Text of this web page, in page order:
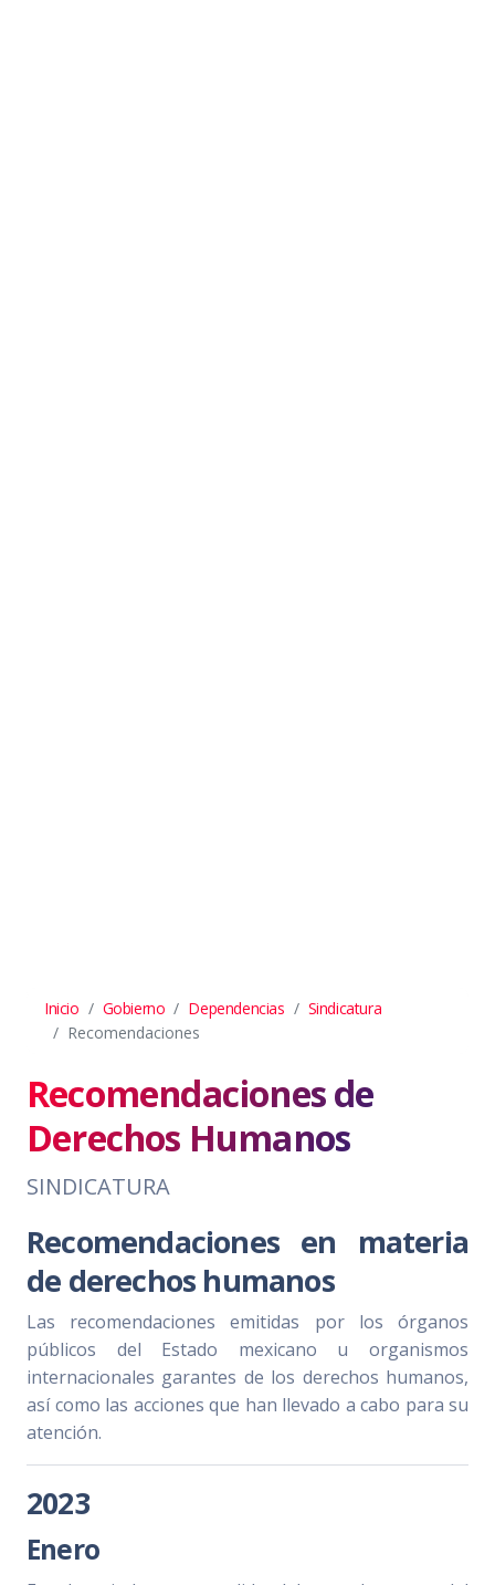
Inicio Gobierno Dependencias
Sindicatura
Recomendaciones
Recomendaciones de
Derechos Humanos
SINDICATURA
Recomendaciones en materia
de derechos humanos
Las recomendaciones emitidas por los órganos
públicos del Estado mexicano u organismos
internacionales garantes de los derechos humanos,
así como las acciones que han llevado a cabo para su
atención.
2023
Enero